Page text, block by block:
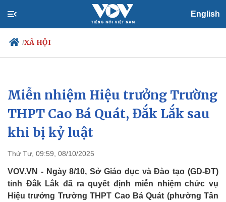
English
/XÃ HỘI
Chính trị
Đảng
Tổ chức nhân sự
Quốc hội
Nhận diện sự thật
Xã hội
Tin 24h
Dự báo thời tiết
Miễn nhiệm Hiệu trưởng Trường
THPT Cao Bá Quát, Đắk Lắk sau
khi bị kỷ luật
Thứ Tư, 09:59, 08/10/2025
VOV.VN - Ngày 8/10, Sở Giáo dục và Đào tạo (GD-ĐT)
tỉnh Đắk Lắk đã ra quyết định miễn nhiệm chức vụ
Hiệu trưởng Trường THPT Cao Bá Quát (phường Tân